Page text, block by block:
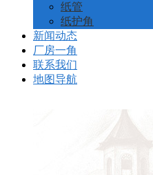
纸管
纸护角
新闻动态
厂房一角
联系我们
地图导航